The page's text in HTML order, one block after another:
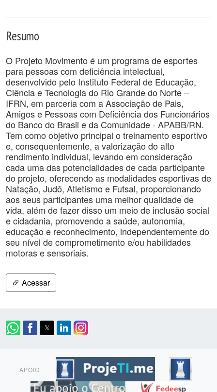
Resumo
O Projeto Movimento é um programa de esportes
para pessoas com deficiência intelectual,
desenvolvido pelo Instituto Federal de Educação,
Ciência e Tecnologia do Rio Grande do Norte –
IFRN, em parceria com a Associação de Pais,
Amigos e Pessoas com Deficiência dos Funcionários
do Banco do Brasil e da Comunidade - APABB/RN.
Tem como objetivo principal o treinamento esportivo
e, consequentemente, a valorização do alto
rendimento individual, levando em consideração
cada uma das potencialidades de cada participante
do projeto, oferecendo as modalidades esportivas de
Natação, Judô, Atletismo e Futsal, proporcionando
aos seus participantes uma melhor qualidade de
vida, além de fazer disso um meio de inclusão social
e cidadania, promovendo a saúde, autonomia,
educação e reconhecimento, independentemente do
seu nível de comprometimento e/ou habilidades
motoras e sensoriais.
Acessar
APOIO